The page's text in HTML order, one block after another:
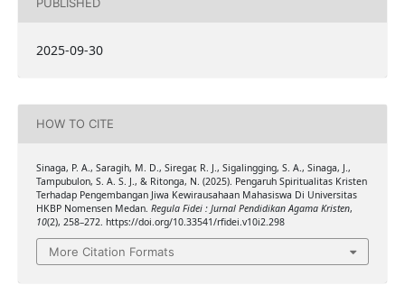
2025-09-30
HOW TO CITE
Sinaga, P. A., Saragih, M. D., Siregar, R. J., Sigalingging, S. A., Sinaga, J.,
Tampubulon, S. A. S. J., & Ritonga, N. (2025). Pengaruh Spiritualitas Kristen
Terhadap Pengembangan Jiwa Kewirausahaan Mahasiswa Di Universitas
HKBP Nomensen Medan. Regula Fidei : Jurnal Pendidikan Agama Kristen,
10(2), 258–272. https://doi.org/10.33541/rfidei.v10i2.298
More Citation Formats